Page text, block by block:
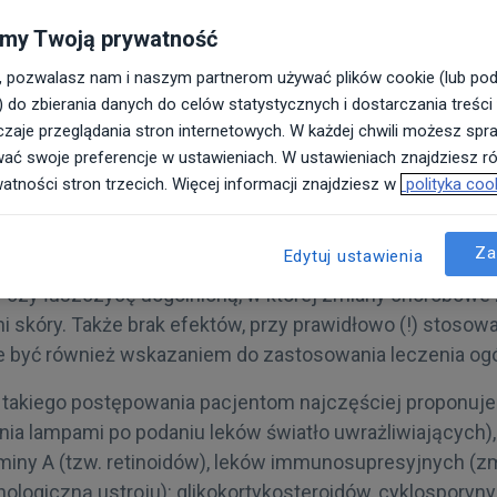
łuszczycy reaguje dobrze na leczenie miejscowe
kremów czy płynów. Jednak część chorych –
– wymaga zastosowania leczenia ogólnego.
mamy do czynienia u pacjentów, u których
łuszczycy: np. tak zwaną łuszczycę krostkową,
czy łuszczycę uogólnioną, w której zmiany
skóry. Także brak efektów, przy prawidłowo (!)
być również wskazaniem do zastosowania leczenia
postępowania pacjentom najczęściej
lampami po podaniu leków światło
A (tzw. retinoidów), leków immunosupresyjnych
ustroju): glikokortykosteroidów, cyklosporyny
Twoją prywatność
pozwalasz nam i naszym partnerom używać plików cookie (lub
do zbierania danych do celów statystycznych i dostarczania treści
przeglądania stron internetowych. W każdej chwili możesz
swoje preferencje w ustawieniach. W ustawieniach znajdziesz
stron trzecich. Więcej informacji znajdziesz w polityka
Edytuj ustawienia